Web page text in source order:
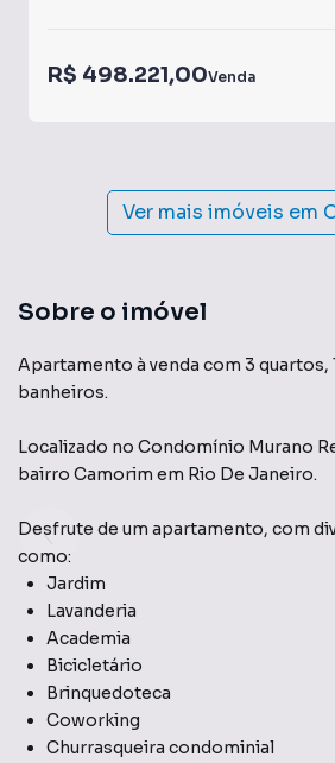
R$ 498.221,00Venda
Ver mais imóveis em
Sobre o imóvel
Apartamento à venda com 3 quartos,
banheiros.
Localizado no Condomínio Murano
bairro Camorim em Rio De Janeiro.
Desfrute de um apartamento, com
como:
Jardim
Lavanderia
Academia
Bicicletário
Brinquedoteca
Coworking
Churrasqueira condominial